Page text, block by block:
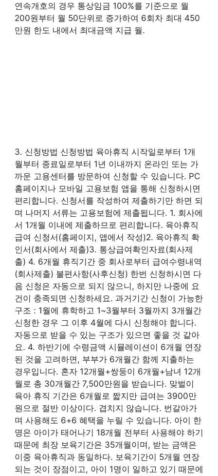
연속개호의 경우 통상임금 100%를 기준으로 월
200원부터 월 50단위로 증가하여 6회차 최대 450
만원 한도 내에서 최대금액 지급 월.
3. 신청방법 신청방법 육아휴직 시작일로부터 1개
월부터 종료일로부터 1년 이내까지 온라인 또는 가
까운 고용센터를 방문하여 신청할 수 있습니다. PC
홈페이지나 모바일 고용보험 앱을 통해 신청하시면
편리합니다. 신청서를 작성하여 제출하기만 하면 되
며 나머지 서류는 고용보험에 제출됩니다. 1. 회사에
서 1개월 이내에 제출하므로 편리합니다. 육아휴직
급여 신청서(홈페이지, 앱에서 작성)2. 육아휴직 확
인서(회사에서 제출)3. 통상급여확인자료(회사제
출) 4. 6개월 휴직기간 중 회사로부터 급여수령내역
(회사제출) 불편사항(사후신청) 한번 신청하시면 다
음 신청은 자동으로 되지 않으니, 하지만 나중에 요
건이 충족되면 신청하세요. 과거기간 신청이 가능한
구조 : 1월에 휴학하고 1~3월부터 3월까지 3개월간
신청한 경우 그 이후 4월에 다시 신청해야 합니다.
자동으로 받을 수 있는 구조가 있으면 좋을 것 같아
요. 4. 하반기에 수령금액 시뮬레이션이 6개월 연장
된 것을 고려하면, 부부가 6개월간 함께 지출하는
경우입니다. 혼자 12개월+쌍둥이 6개월+남녀 12개
월로 총 30개월간 7,500만원을 받습니다. 맞벌이
육아 휴직 기간은 6개월로 짧지만 급여는 3900만
원으로 절반 이상이다. 겹치지 않습니다. 번갈아가
며 사용해도 6+6 혜택을 누릴 수 있습니다. 아이 한
명은 아이가 태어나기 18개월 전부터 사용해야 하기
때문에 최장 보육기간은 35개월이며, 받는 금액은
이중 육아휴직과 동일하다. 보육기간이 5개월 연장
되는 것이 장점이고, 아이 1명이 일하고 있기 때문에